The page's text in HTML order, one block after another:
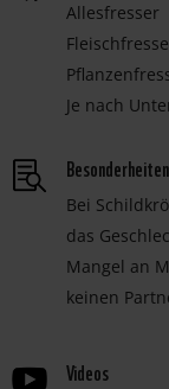
Allesfresser
Je nach
Besonderheiten
Bei
das
Mangel an
keinen
Videos